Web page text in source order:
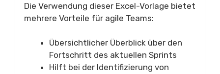
Die Verwendung dieser Excel-Vorlage bietet
mehrere Vorteile für agile Teams:
Übersichtlicher Überblick über den
Fortschritt des aktuellen Sprints
Hilft bei der Identifizierung von